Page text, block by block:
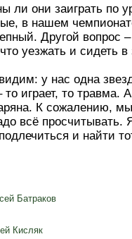
ли они заиграть по
в нашем
Другой вопрос
уезжать и сидеть в
у нас одна
то играет, то
К сожалению,
всё
и найти
Батраков
Кисляк